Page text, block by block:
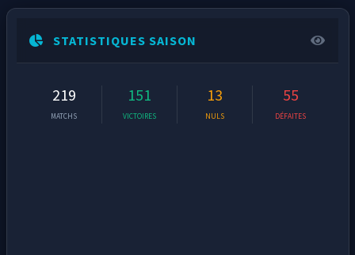
STATISTIQUES SAISON
219
MATCHS
151
VICTOIRES
13
NULS
55
DÉFAITES